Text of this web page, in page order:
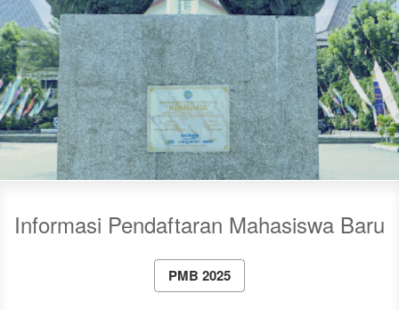
Informasi Pendaftaran Mahasiswa Baru
PMB 2025